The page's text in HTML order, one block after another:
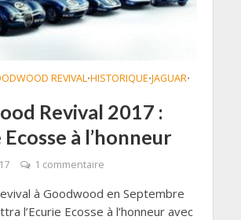
REVIVAL•HISTORIQUE•JAGUAR•
Revival 2017 :
Ecosse à l’honneur
1 commentaire
à Goodwood en Septembre
l’Ecurie Ecosse à l’honneur avec